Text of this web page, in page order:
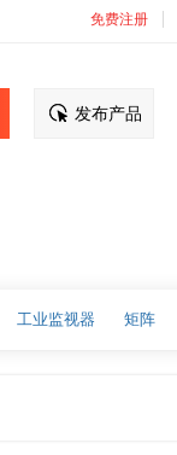
免费注册
发布产品
工业监视器 矩阵